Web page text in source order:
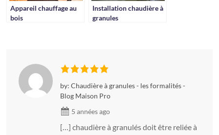
Appareil chauffage au
bois
Installation chaudière à
granules
by: Chaudière à granules - les formalités -
Blog Maison Pro
5 années ago
[…] chaudière à granulés doit être reliée à